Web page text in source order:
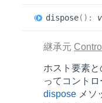
dispose( ) :
継承元 Control
ホスト要素
ってコントロ
dispose メソ